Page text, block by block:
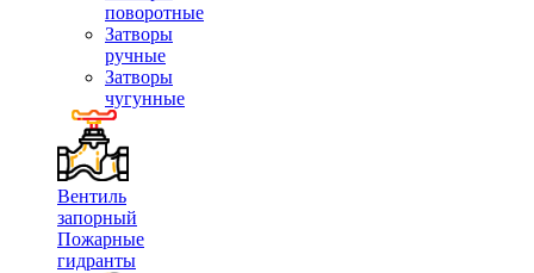
поворотные
Затворы
ручные
Затворы
чугунные
Вентиль
запорный
Пожарные
гидранты